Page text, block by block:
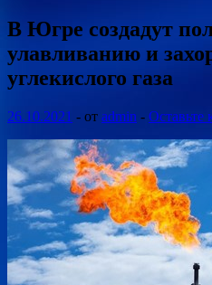
В Югре создадут
улавливанию и
углекислого газа
26.10.2021 - от admin - Оставьте